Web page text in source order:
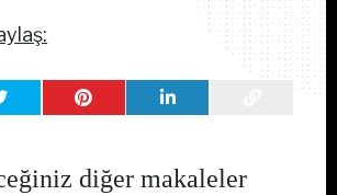
diğer makaleler